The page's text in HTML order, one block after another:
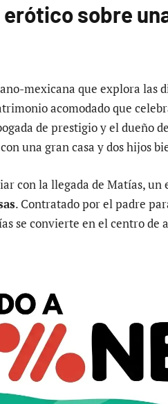
sobre
mexicana que explora las
acomodado que
de prestigio y el dueño
una gran casa y dos hijos
con la llegada de Matías,
. Contratado por el padre
se convierte en el centro de